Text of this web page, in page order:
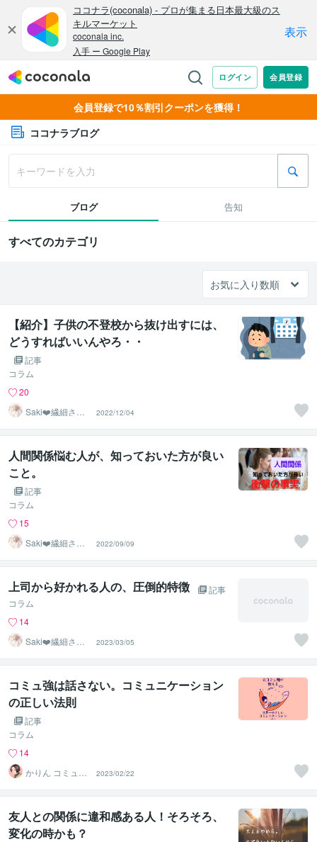
会員登録で10％割引クーポンを獲得！
ココナラブログ
ブログ 告知
すべてのカテゴリ
【紹介】子供の不登校から抜け出すには、
どうすればいいんやろ・・
記事
コラム
20
Saki❤️繊細さん
のハッピーサポ
ーター
2022/12/04
人間関係悩む人が、知っておいた方が良い
こと。
記事
コラム
15
Saki❤️繊細さん
のハッピーサポ
ーター
2022/09/09
上司から好かれる人の、圧倒的特徴
記事
コラム
14
Saki❤️繊細さん
のハッピーサポ
ーター
2023/03/05
コミュ強は話さない。コミュニケーション
の正しい法則
記事
コラム
14
かりん コミュ障
改善講師
2023/02/22
友人との関係に違和感ある人！そろそろ、
変化の時かも？